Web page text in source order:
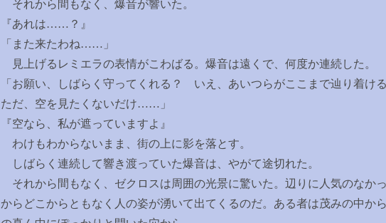
それから間もなく、爆音が響いた。
『あれは…… ？』
「また来たわね…… 」
見上げるレミエラの表情がこわばる。爆音は遠くで、何度か連続した。
「お願い、しばらく守ってくれる？ いえ、あいつらがここまで辿り着け
ただ、空を見たくないだけ…… 」
『空なら、私が遮っていますよ』
わけもわからないまま、街の上に影を落とす。
しばらく連続して響き渡っていた爆音は、やがて途切れた。
それから間もなく、ゼクロスは周囲の光景に驚いた。辺りに人気のなか
からどこからともなく人の姿が湧いて出てくるのだ。ある者は茂みの中か